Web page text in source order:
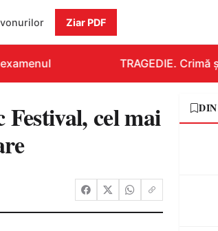
Ziar PDF
TRAGEDIE. Crimă
Festival, cel mai